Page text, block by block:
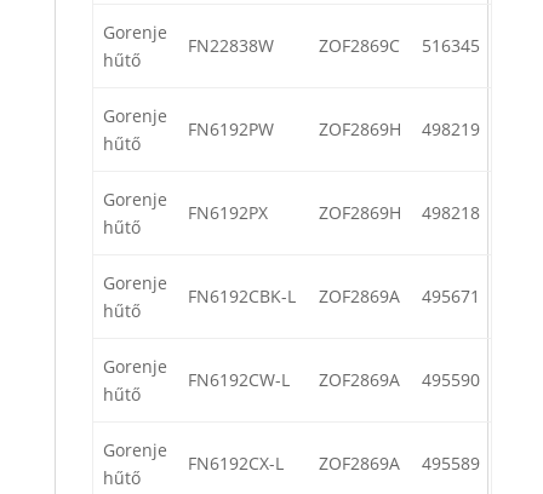
Gorenje
hűtő
FN22838W ZOF2869C 516345
Gorenje
hűtő
FN6192PW ZOF2869H 498219
Gorenje
hűtő
FN6192PX ZOF2869H 498218
Gorenje
hűtő
FN6192CBK-L ZOF2869A 495671
Gorenje
hűtő
FN6192CW-L ZOF2869A 495590
Gorenje
hűtő
FN6192CX-L ZOF2869A 495589